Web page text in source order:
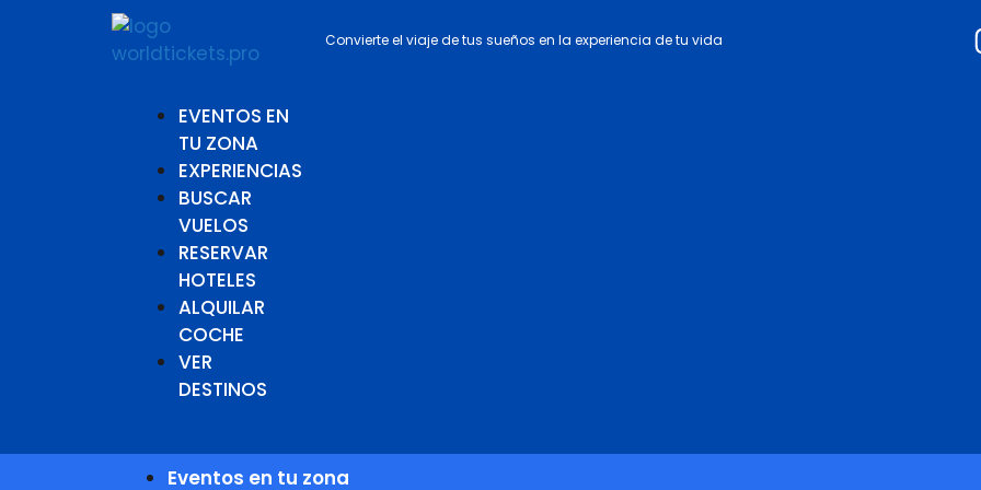
Convierte el viaje de tus sueños en la experiencia de tu vida
EVENTOS EN
TU ZONA
EXPERIENCIAS
BUSCAR
VUELOS
RESERVAR
HOTELES
ALQUILAR
COCHE
VER
DESTINOS
Eventos en tu zona